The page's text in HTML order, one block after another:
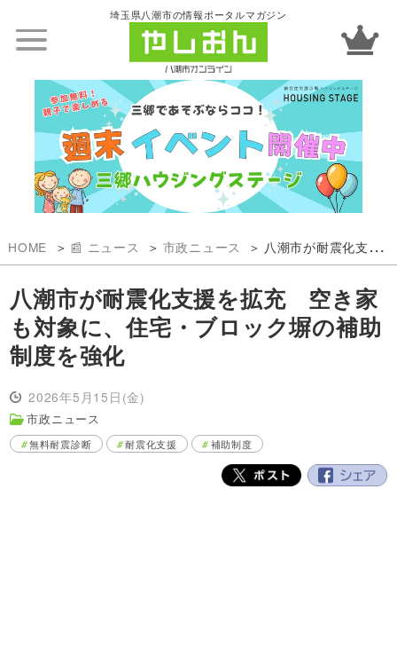
埼玉県八潮市の情報ポータルマガジン
HOME 📰 ニュース 市政ニュース 八潮市が耐震化支援を拡充 空き家も対象に、住宅・ブロック塀の補助制度を強化
八潮市が耐震化支援を拡充 空き家
も対象に、住宅・ブロック塀の補助
制度を強化
2026年5月15日(金)
市政ニュース
無料耐震診断 耐震化支援 補助制度